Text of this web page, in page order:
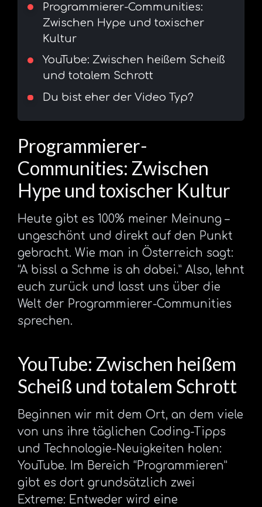
Programmierer-Communities:
Zwischen Hype und toxischer
Kultur
YouTube: Zwischen heißem Scheiß
und totalem Schrott
Du bist eher der Video Typ?
Programmierer-
Communities: Zwischen
Hype und toxischer Kultur
Heute gibt es 100% meiner Meinung –
ungeschönt und direkt auf den Punkt
gebracht. Wie man in Österreich sagt:
“A bissl a Schme is ah dabei.” Also, lehnt
euch zurück und lasst uns über die
Welt der Programmierer-Communities
sprechen.
YouTube: Zwischen heißem
Scheiß und totalem Schrott
Beginnen wir mit dem Ort, an dem viele
von uns ihre täglichen Coding-Tipps
und Technologie-Neuigkeiten holen:
YouTube. Im Bereich “Programmieren”
gibt es dort grundsätzlich zwei
Extreme: Entweder wird eine